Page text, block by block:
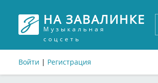
НА ЗАВАЛИНКЕ
Музыкальная
соцсеть
Войти | Регистрация